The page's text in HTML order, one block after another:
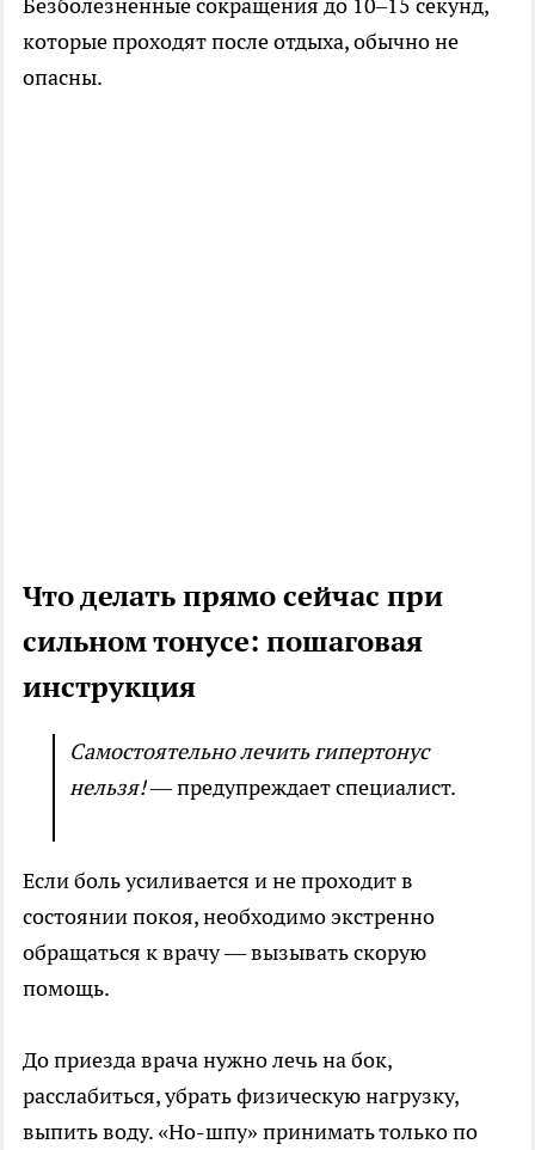
Безболезненные сокращения до 10–15 секунд,
которые проходят после отдыха, обычно не
опасны.
Что делать прямо сейчас при
сильном тонусе: пошаговая
инструкция
Самостоятельно лечить гипертонус
нельзя!— предупреждает специалист.
Если боль усиливается и не проходит в
состоянии покоя, необходимо экстренно
обращаться к врачу — вызывать скорую
помощь.
До приезда врача нужно лечь на бок,
расслабиться, убрать физическую нагрузку,
выпить воду. «Но-шпу» принимать только по